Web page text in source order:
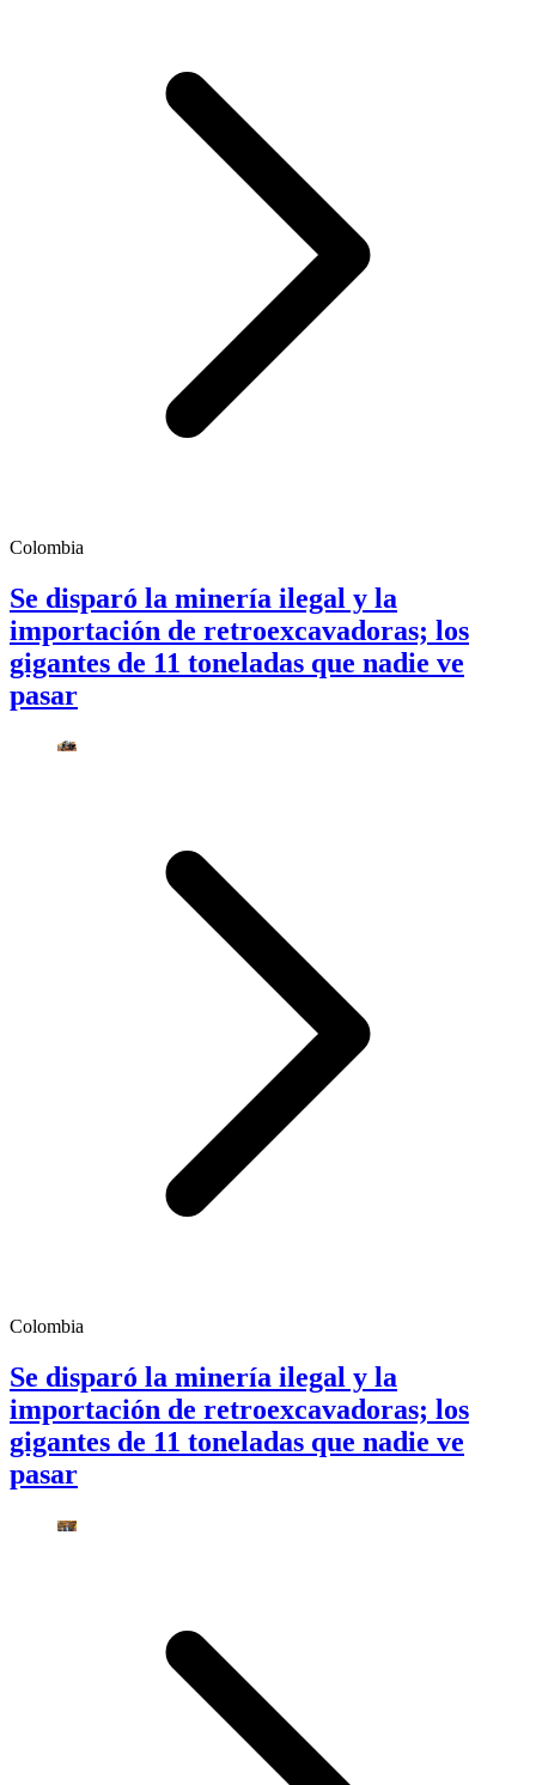
Colombia
Se disparó la minería ilegal y la
importación de retroexcavadoras; los
gigantes de 11 toneladas que nadie ve
pasar
Colombia
Se disparó la minería ilegal y la
importación de retroexcavadoras; los
gigantes de 11 toneladas que nadie ve
pasar